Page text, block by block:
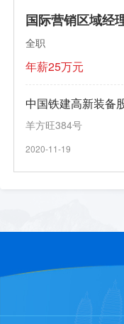
国际营销区域经
全职
年薪25万元
中国铁建高新装备
羊方旺384号
2020-11-19